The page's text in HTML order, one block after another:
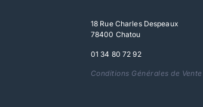
18 Rue Charles Despeaux
78400 Chatou
01 34 80 72 92
Conditions Générales de Vente